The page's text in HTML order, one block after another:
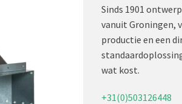
Sinds 1901
vanuit Groningen,
productie en een
wat kost.
+31(0)503126448